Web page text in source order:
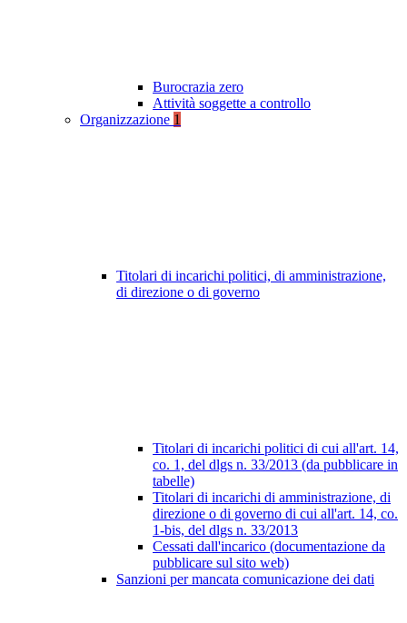
Burocrazia zero
Attività soggette a controllo
Organizzazione 1
Titolari di incarichi politici, di amministrazione,
di direzione o di governo
Titolari di incarichi politici di cui all'art. 14,
co. 1, del dlgs n. 33/2013 (da pubblicare in
tabelle)
Titolari di incarichi di amministrazione, di
direzione o di governo di cui all'art. 14, co.
1-bis, del dlgs n. 33/2013
Cessati dall'incarico (documentazione da
pubblicare sul sito web)
Sanzioni per mancata comunicazione dei dati